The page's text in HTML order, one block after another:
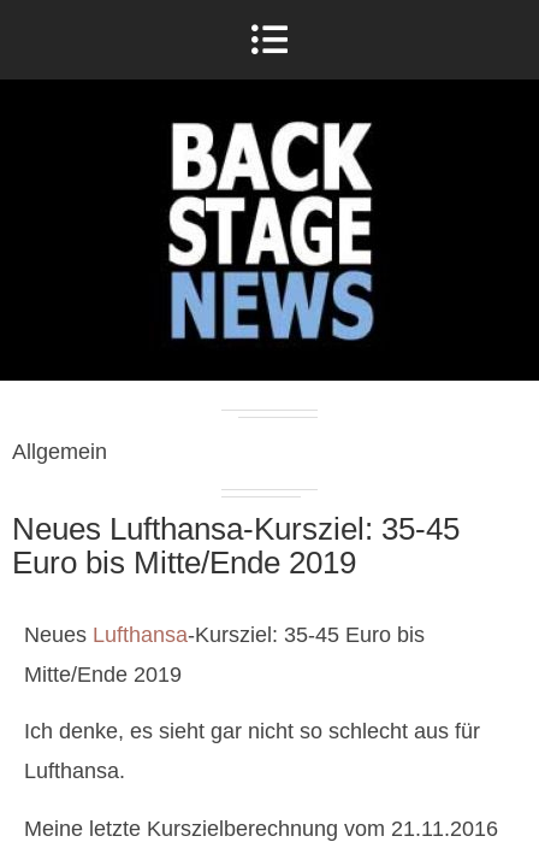
Allgemein
Neues Lufthansa-Kursziel: 35-45
Euro bis Mitte/Ende 2019
Neues Lufthansa-Kursziel: 35-45 Euro bis
Mitte/Ende 2019
Ich denke, es sieht gar nicht so schlecht aus für
Lufthansa.
Meine letzte Kurszielberechnung vom 21.11.2016